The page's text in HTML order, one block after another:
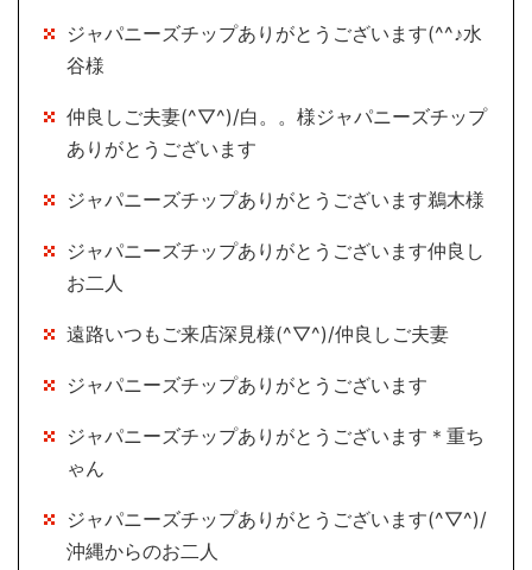
ジャパニーズチップありがとうございます(^^♪水
谷様
仲良しご夫妻(^▽^)/白。。様ジャパニーズチップ
ありがとうございます
ジャパニーズチップありがとうございます鵜木様
ジャパニーズチップありがとうございます仲良し
お二人
遠路いつもご来店深見様(^▽^)/仲良しご夫妻
ジャパニーズチップありがとうございます
ジャパニーズチップありがとうございます＊重ち
ゃん
ジャパニーズチップありがとうございます(^▽^)/
沖縄からのお二人